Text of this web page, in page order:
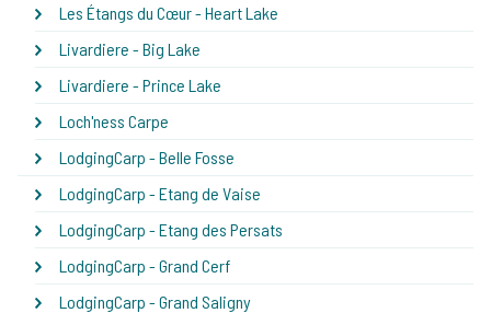
Les Étangs du Cœur - Heart Lake
Livardiere - Big Lake
Livardiere - Prince Lake
Loch'ness Carpe
LodgingCarp - Belle Fosse
LodgingCarp - Etang de Vaise
LodgingCarp - Etang des Persats
LodgingCarp - Grand Cerf
LodgingCarp - Grand Saligny